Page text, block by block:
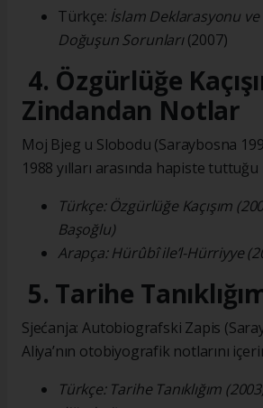
Türkçe: İslam Deklarasyonu
Doğuşun Sorunları(2007)
4. Özgürlüğe
Zindandan Notlar
Moj Bjeg u Slobodu (Saraybosna
1988 yılları arasında hapiste
Türkçe: Özgürlüğe Kaçışım
Başoğlu)
Arapça: Hürûbî ile’l-Hürriyye
5. Tarihe
Sjećanja: Autobiografski Zapis
Aliya’nın otobiyografik notlarını
Türkçe: Tarihe Tanıklığım